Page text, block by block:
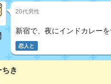
20代男性
新宿で、夜にインドカレー
恋人と
き